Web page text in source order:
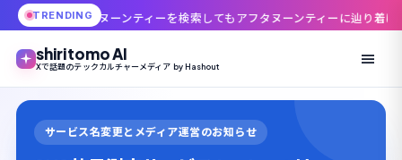
TRENDING
ンティーを検索してもアフタヌーンティーに辿り着けない」——4.3万いい
shiritomo AI
Xで話題のテックカルチャーメディア by Hashout
サービス名変更とメディア運営のお知らせ